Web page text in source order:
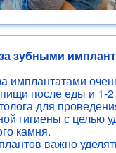
зубными
имплантатами
пищи после еды и 1-2
для
гигиены с целью
камня.
важно